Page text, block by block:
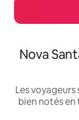
Nova
Les
bien notés